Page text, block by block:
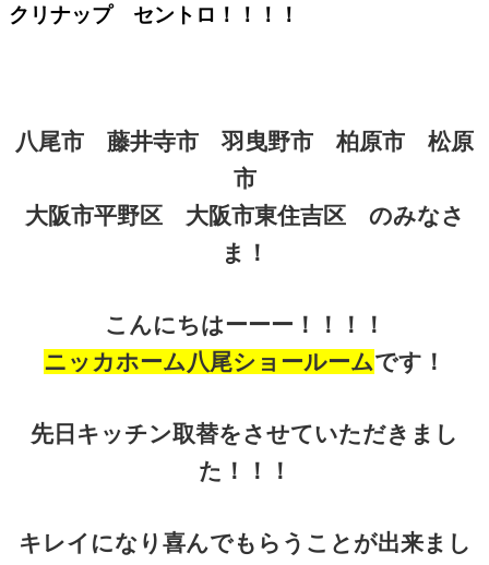
クリナップ セントロ！！！！
八尾市 藤井寺市 羽曳野市 柏原市 松原
市
大阪市平野区 大阪市東住吉区 のみなさ
ま！
こんにちはーーー！！！！
ニッカホーム八尾ショールームです！
先日キッチン取替をさせていただきまし
た！！！
キレイになり喜んでもらうことが出来まし